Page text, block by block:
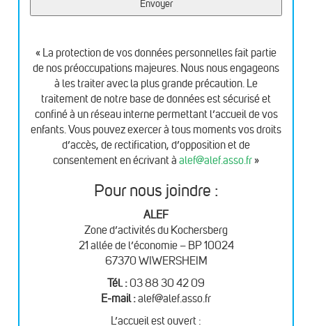
« La protection de vos données personnelles fait partie
de nos préoccupations majeures. Nous nous engageons
à les traiter avec la plus grande précaution. Le
traitement de notre base de données est sécurisé et
confiné à un réseau interne permettant l’accueil de vos
enfants. Vous pouvez exercer à tous moments vos droits
d’accès, de rectification, d’opposition et de
consentement en écrivant à alef@alef.asso.fr »
Pour nous joindre :
ALEF
Zone d’activités du Kochersberg
21 allée de l’économie – BP 10024
67370 WIWERSHEIM
Tél. : 03 88 30 42 09
E-mail :alef@alef.asso.fr
L’accueil est ouvert :